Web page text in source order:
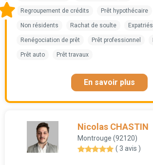
Regroupement de crédits Prêt hypothécaire
Non résidents Rachat de soulte Expatriés
Renégociation de prêt Prêt professionnel
Prêt auto Prêt travaux
En savoir plus
Nicolas CHASTIN
Montrouge (92120)
( 3 avis )